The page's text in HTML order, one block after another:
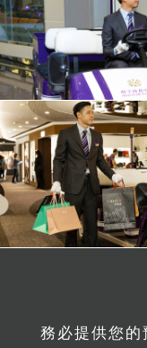
務必提供您的